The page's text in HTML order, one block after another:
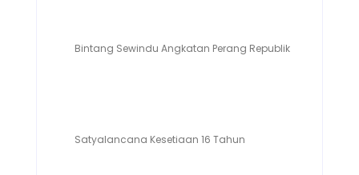
Bintang Sewindu Angkatan Perang Republik Indonesia
Satyalancana Kesetiaan 16 Tahun